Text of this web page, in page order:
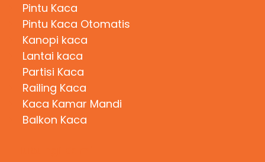
Pintu Kaca
Pintu Kaca Otomatis
Kanopi kaca
Lantai kaca
Partisi Kaca
Railing Kaca
Kaca Kamar Mandi
Balkon Kaca